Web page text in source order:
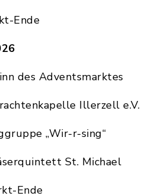
Ende
des Adventsmarktes
Illerzell e.V.
„Wir-r-sing“
St. Michael
Ende